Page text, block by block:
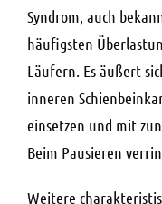
Syndrom, auch
häufigsten
Läufern. Es äußert
inneren
einsetzen und mit
Beim Pausieren
Weitere